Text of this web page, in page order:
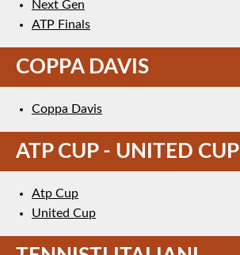
Next Gen
ATP Finals
COPPA DAVIS
Coppa Davis
ATP CUP - UNITED CUP
Atp Cup
United Cup